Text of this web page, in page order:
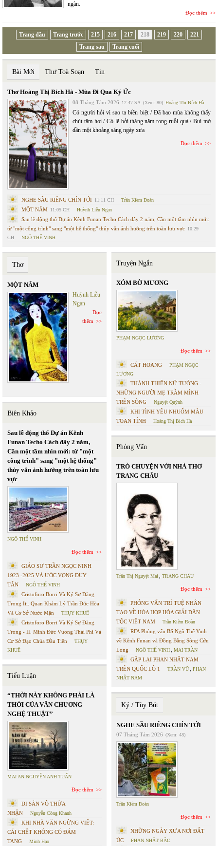
ngàn.
Đọc thêm
Trang đầu Trang trước 215 216 217 218 219 220
221
Trang sau
Trang cuối
Bài Mới Thư Toà Soạn Tin
Thơ Hoàng Thị Bích Hà - Mùa Đi Qua Ký Ức
08 Tháng Tám 2026 12:47 SA (Xem: 80) Hoàng Thị Bích Hà
Có người hỏi vì sao ta biền biệt / Đã bao mùa không thấy
chút tăm hơi / Có lẽ bởi tháng năm rong ruỗi quá / Bụi mờ
dần một khoảng sáng ngày xưa
Đọc thêm
NGHE SẦU RIÊNG CHÍN TỚI 11:11 CH Trần Kiêm Đoàn
MỘT NĂM 11:05 CH Huỳnh Liễu Ngạn
Sau lễ động thổ Dự án Kênh Funan Techo Cách đây 2 năm, Cần một tầm nhìn mới:
từ "một công trình" sang "một hệ thống" thủy văn ảnh hưởng trên toàn lưu vực 10:29
CH
NGÔ THẾ VINH
Thơ
MỘT NĂM
Huỳnh Liễu
Ngạn
Đọc
thêm
Biên Khảo
Sau lễ động thổ Dự án Kênh
Funan Techo Cách đây 2 năm,
Cần một tầm nhìn mới: từ "một
công trình" sang "một hệ thống"
thủy văn ảnh hưởng trên toàn lưu
vực
NGÔ THẾ VINH
Đọc thêm
GIÁO SƯ TRẦN NGỌC NINH
1923 -2025 VÀ ƯỚC VỌNG DUY
TÂN
NGÔ THẾ VINH
Cristoforo Borri Và Ký Sự Đàng
Trong Iii. Quan Khám Lý Trần Đức Hòa
Và Cơ Sở Nước Mặn
THỤY KHUÊ
Cristoforo Borri Và Ký Sự Đàng
Trong - II. Minh Đức Vương Thái Phi Và
Cơ Sở Đạo Chúa Đầu Tiên
THỤY
KHUÊ
Tiểu Luận
“THỜI NÀY KHÔNG PHẢI LÀ
THỜI CỦA VĂN CHƯƠNG
NGHỆ THUẬT”
MAI AN NGUYỄN ANH TUẤN
Đọc thêm
DI SẢN VÔ THỪA
NHẬN
Nguyễn Công Khanh
KHI NHÀ VĂN NGỪNG VIẾT:
CÁI CHẾT KHÔNG CÓ ĐÁM
TANG
Minh Hạo
Truyện Ngắn
XÓM BỜ MƯƠNG
PHẠM NGỌC LƯƠNG
Đọc thêm
CÁT HOANG
PHẠM NGỌC
LƯƠNG
THÁNH THIÊN NỮ TƯỚNG -
NHỮNG NGƯỜI MẸ TRẦM MÌNH
TRÊN SÔNG
Nguyệt Quỳnh
KHI TÌNH YÊU NHUỐM MÀU
TOAN TÍNH
Hoàng Thị Bích Hà
Phỏng Vấn
TRÒ CHUYỆN VỚI NHÀ THƠ
TRANG CHÂU
Trần Thị Nguyệt Mai TRANG CHÂU
Đọc thêm
PHỎNG VẤN TRÍ TUỆ NHÂN
TẠO VỀ HÒA HỢP HÒA GIẢI DÂN
TỘC VIỆT NAM
Trần Kiêm Đoàn
RFA Phỏng vấn BS Ngô Thế Vinh
về Kênh Funan và Đồng Bằng Sông Cửu
Long
NGÔ THẾ VINH MAI TRẦN
GẶP LẠI PHAN NHẬT NAM
TRÊN QUỐC LỘ 1
TRẦN VŨ
PHAN
NHẬT NAM
Ký / Tùy Bút
NGHE SẦU RIÊNG CHÍN TỚI
07 Tháng Tám 2026 (Xem: 48)
Trần Kiêm Đoàn
Đọc thêm
NHỮNG NGÀY XƯA NƠI ĐẤT
ÚC
PHAN NHẬT BẮC